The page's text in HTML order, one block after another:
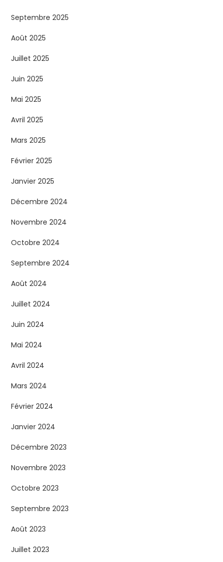
Septembre 2025
Août 2025
Juillet 2025
Juin 2025
Mai 2025
Avril 2025
Mars 2025
Février 2025
Janvier 2025
Décembre 2024
Novembre 2024
Octobre 2024
Septembre 2024
Août 2024
Juillet 2024
Juin 2024
Mai 2024
Avril 2024
Mars 2024
Février 2024
Janvier 2024
Décembre 2023
Novembre 2023
Octobre 2023
Septembre 2023
Août 2023
Juillet 2023